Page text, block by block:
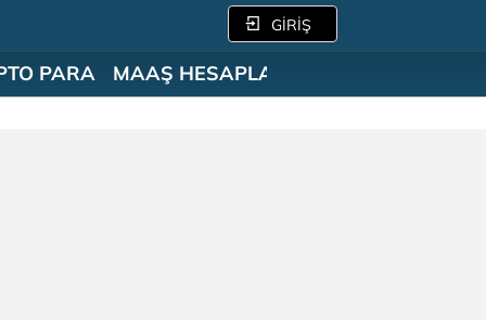
GİRİŞ
PARA MAAŞ HESAPLAMA